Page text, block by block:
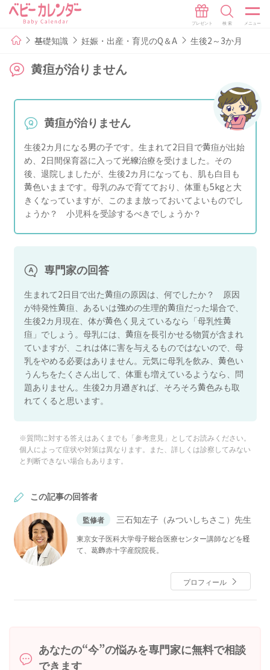
基礎知識 妊娠・出産・育児のQ＆A 生後2～3か月
黄疸が治りません
黄疸が治りません
生後2カ月になる男の子です。生まれて2日目で黄疸が出始
め、2日間保育器に入って光線治療を受けました。その
後、退院しましたが、生後2カ月になっても、肌も白目も
黄色いままです。母乳のみで育てており、体重も5kgと大
きくなっていますが、このまま放っておいてよいものでし
ょうか？ 小児科を受診するべきでしょうか？
専門家の回答
生まれて2日目で出た黄疸の原因は、何でしたか？ 原因
が特発性黄疸、あるいは強めの生理的黄疸だった場合で、
生後2カ月現在、体が黄色く見えているなら「母乳性黄
疸」でしょう。母乳には、黄疸を長引かせる物質が含まれ
ていますが、これは体に害を与えるものではないので、母
乳をやめる必要はありません。元気に母乳を飲み、黄色い
うんちをたくさん出して、体重も増えているようなら、問
題ありません。生後2カ月過ぎれば、そろそろ黄色みも取
れてくると思います。
※質問に対する答えはあくまでも「参考意見」としてお読みください。
個人によって症状や対策は異なります。また、詳しくは診察してみない
と判断できない場合もあります。
この記事の回答者
監修者 三石知左子（みついしちさこ）先生
東京女子医科大学母子総合医療センター講師などを経
て、葛飾赤十字産院院長。
プロフィール
あなたの“今”の悩みを専門家に無料で相談
できます